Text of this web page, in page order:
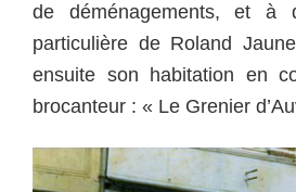
de déménagements, et à
particulière de Roland
ensuite son habitation en
brocanteur : « Le Grenier